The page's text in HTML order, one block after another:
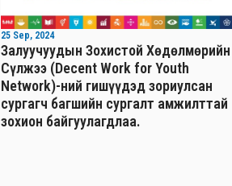
25 Sep, 2024
Залуучуудын Зохистой Хөдөлмөрийн
Сүлжээ (Decent Work for Youth
Network)-ний гишүүдэд зориулсан
сургагч багшийн сургалт амжилттай
зохион байгуулагдлаа.